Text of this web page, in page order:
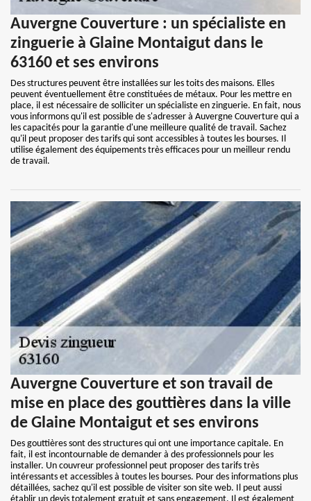
Auvergne Couverture : un spécialiste en
zinguerie à Glaine Montaigut dans le
63160 et ses environs
Des structures peuvent être installées sur les toits des maisons. Elles
peuvent éventuellement être constituées de métaux. Pour les mettre en
place, il est nécessaire de solliciter un spécialiste en zinguerie. En fait, nous
vous informons qu'il est possible de s'adresser à Auvergne Couverture qui a
les capacités pour la garantie d'une meilleure qualité de travail. Sachez
qu'il peut proposer des tarifs qui sont accessibles à toutes les bourses. Il
utilise également des équipements très efficaces pour un meilleur rendu
de travail.
Auvergne Couverture et son travail de
mise en place des gouttières dans la ville
de Glaine Montaigut et ses environs
Des gouttières sont des structures qui ont une importance capitale. En
fait, il est incontournable de demander à des professionnels pour les
installer. Un couvreur professionnel peut proposer des tarifs très
intéressants et accessibles à toutes les bourses. Pour des informations plus
détaillées, sachez qu'il est possible de visiter son site web. Il peut aussi